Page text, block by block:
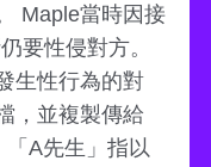
Maple當時因接
要性侵對方。
生性行為的對
，並複製傳給
A先生」指以